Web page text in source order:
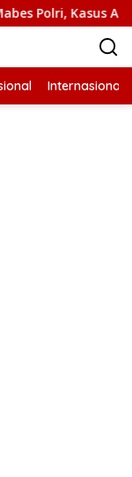
Apa?
Internasional